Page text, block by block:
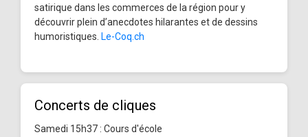
satirique dans les commerces de la région pour y
découvrir plein d’anecdotes hilarantes et de dessins
humoristiques. Le-Coq.ch
Concerts de cliques
Samedi 15h37 : Cours d'école